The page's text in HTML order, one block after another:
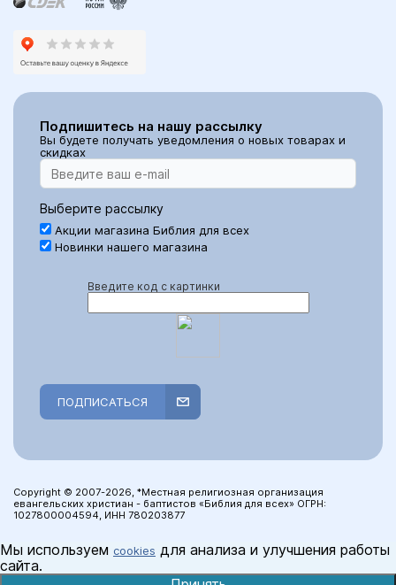
Подпишитесь на нашу рассылку
Вы будете получать уведомления о новых товарах и
скидках
Выберите рассылку
Акции магазина Библия для всех
Новинки нашего магазина
Введите код с картинки
ПОДПИСАТЬСЯ
Copyright © 2007-2026, *Местная религиозная организация
евангельских христиан - баптистов «Библия для всех» ОГРН:
1027800004594, ИНН 780203877
Мы используем cookies для анализа и улучшения работы
сайта.